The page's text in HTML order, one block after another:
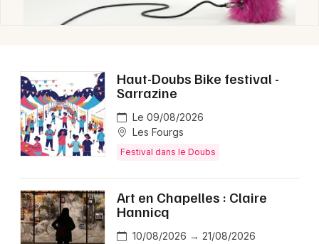
Newsletter des sorties
Actus dans le Doubs
Magazine dans le Doubs
Haut-Doubs Bike festival -
Sarrazine
Le 09/08/2026
Les Fourgs
Festival dans le Doubs
Art en Chapelles : Claire
Hannicq
10/08/2026 → 21/08/2026